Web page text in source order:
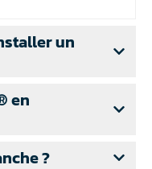
un
en
?